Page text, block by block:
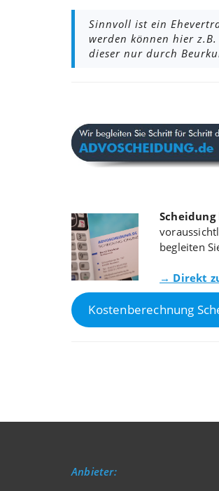
Sinnvoll ist ein
werden können hier
dieser nur durch
begleiten
→ Direkt
Kostenberechnung
Anbieter: